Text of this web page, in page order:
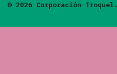
© 2026 Corporación Troquel.